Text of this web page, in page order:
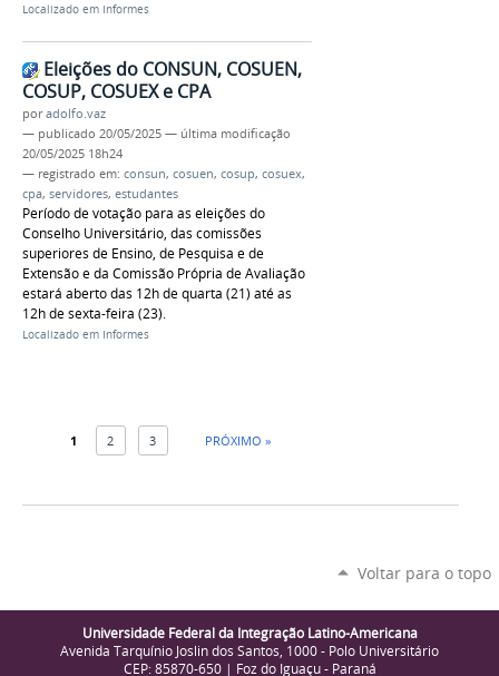
Localizado em Informes
Eleições do CONSUN, COSUEN,
COSUP, COSUEX e CPA
poradolfo.vaz
— publicado 20/05/2025 — última modificação
20/05/2025 18h24
— registrado em: consun, cosuen, cosup, cosuex,
cpa, servidores, estudantes
Período de votação para as eleições do
Conselho Universitário, das comissões
superiores de Ensino, de Pesquisa e de
Extensão e da Comissão Própria de Avaliação
estará aberto das 12h de quarta (21) até as
12h de sexta-feira (23).
Localizado em Informes
1 2 3 PRÓXIMO »
Voltar para o topo
Universidade Federal da Integração Latino-Americana
Avenida Tarquínio Joslin dos Santos, 1000 - Polo Universitário
CEP: 85870-650 | Foz do Iguaçu - Paraná